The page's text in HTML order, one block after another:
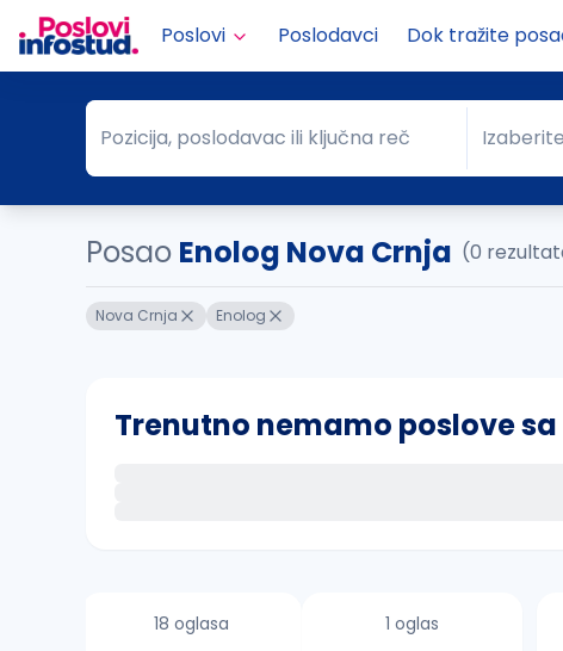
Poslovi Poslodavci Dok tražite
Pozicija, poslodavac ili ključna reč
Pozicija, poslodavac ili ključna reč Grad
Posao Enolog Nova Crnja (0
Nova Crnja Enolog
Trenutno nemamo poslove
18 oglasa 1 oglas